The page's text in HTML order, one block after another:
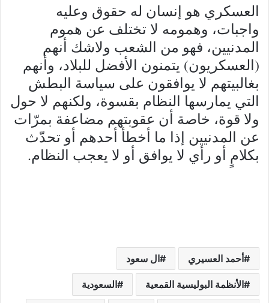
العسكري هو إنسان له حقوق وعليه
واجبات، وهمومه لا تختلف عن هموم
المدنيين، فهو من الشعب ولاشك أنهم
(العسكريون) يتمنون الأفضل للبلاد، وأنهم
بغالبيتهم لا يوافقون على سياسة البطش
التي يمارسها النظام بقسوة، ولكنهم لا حول
ولا قوة، خاصة أن عقوبتهم مضاعفة بمرّات
عن المدنيين إذا ما أخطأ أحدهم أو تحدّث
بكلامٍ أو رأي لا يوافق أو لا يعجب النظام.
أحمد العسيري ال سعود
الأنظمة البوليسية القمعية السعودية